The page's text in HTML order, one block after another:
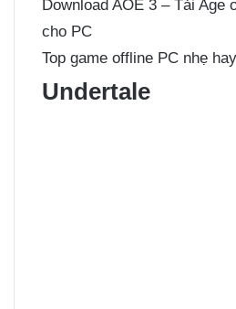
Download AOE 3 – Tải Age
cho PC
Top game offline PC nhẹ
Undertale